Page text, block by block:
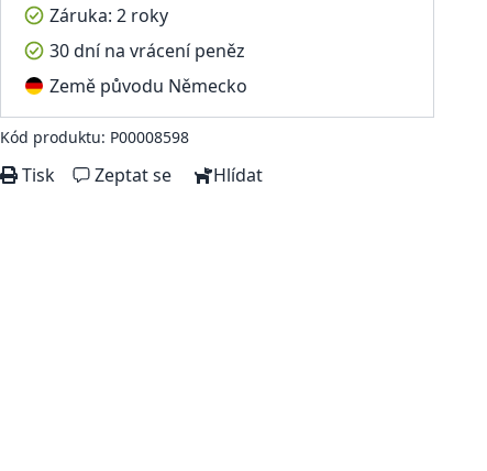
Záruka: 2 roky
30 dní na vrácení peněz
Země původu Německo
Kód produktu: P00008598
Tisk Zeptat se Hlídat